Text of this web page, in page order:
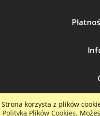
Strona korzysta z plików
Polityką Plików Cookies.